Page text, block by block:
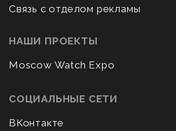
Связь с отделом рекламы
НАШИ ПРОЕКТЫ
Moscow Watch Expo
СОЦИАЛЬНЫЕ СЕТИ
ВКонтакте